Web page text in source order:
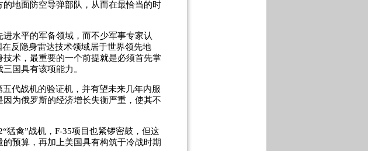
地面防空导弹部队，从而在最恰当的时
水平的军备领域，而不少军事专家认
反隐身雷达技术领域居于世界领先地
术，最重要的一个前提就是必须首先掌
国具有该项能力。
代战机的验证机，并有望未来几年内服
为俄罗斯的经济增长失衡严重，使其不
禽”战机，F-35项目也紧锣密鼓，但这
预算，再加上美国具有构筑于冷战时期